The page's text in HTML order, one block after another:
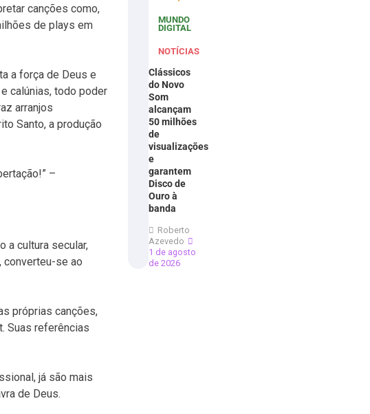
canções como,
de plays em
a força de Deus e
calúnias, todo poder
arranjos
Santo, a produção
–
a cultura secular,
converteu-se ao
próprias canções,
Suas referências
já são mais
de Deus.
MUNDO
DIGITAL
NOTÍCIAS
Clássicos
do Novo
Som
alcançam
50 milhões
de
visualizações
e
garantem
Disco de
Ouro à
banda
Roberto
Azevedo
1 de agosto
de 2026